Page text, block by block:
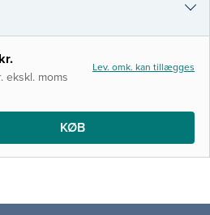
rummer bogen en række
kapitler og kapitler om
ekskl. moms
Lev. omk. kan tillægges
KØB